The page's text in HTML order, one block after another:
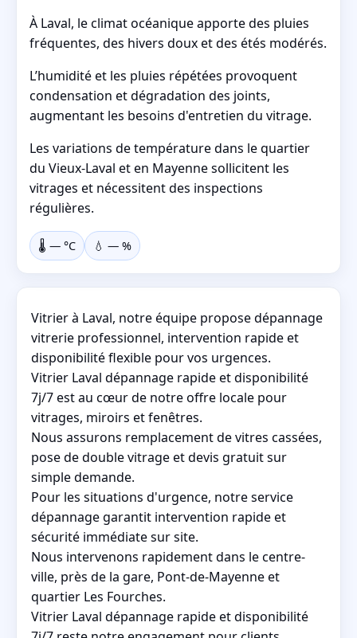
À Laval, le climat océanique apporte des pluies
fréquentes, des hivers doux et des étés modérés.
L’humidité et les pluies répétées provoquent
condensation et dégradation des joints,
augmentant les besoins d'entretien du vitrage.
Les variations de température dans le quartier
du Vieux-Laval et en Mayenne sollicitent les
vitrages et nécessitent des inspections
régulières.
🌡️ — °C 💧 — %
Vitrier à Laval, notre équipe propose dépannage
vitrerie professionnel, intervention rapide et
disponibilité flexible pour vos urgences.
Vitrier Laval dépannage rapide et disponibilité
7j/7 est au cœur de notre offre locale pour
vitrages, miroirs et fenêtres.
Nous assurons remplacement de vitres cassées,
pose de double vitrage et devis gratuit sur
simple demande.
Pour les situations d'urgence, notre service
dépannage garantit intervention rapide et
sécurité immédiate sur site.
Nous intervenons rapidement dans le centre-
ville, près de la gare, Pont-de-Mayenne et
quartier Les Fourches.
Vitrier Laval dépannage rapide et disponibilité